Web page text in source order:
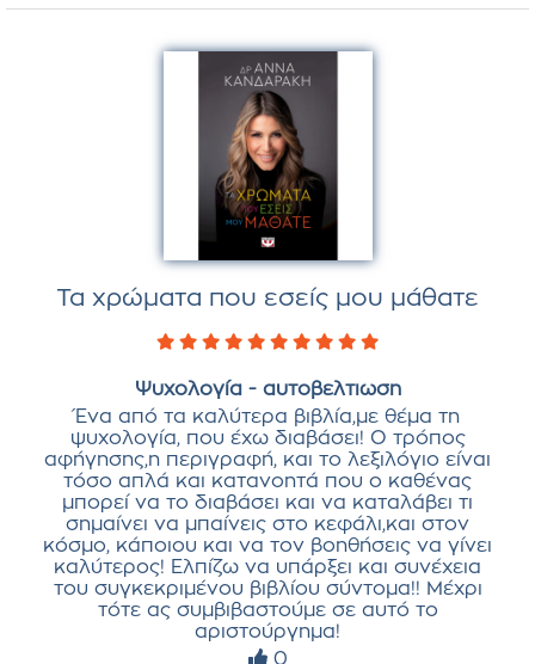
Τα χρώματα που εσείς μου μάθατε
Ψυχολογία - αυτοβελτιωση
Ένα από τα καλύτερα βιβλία,με θέμα τη
ψυχολογία, που έχω διαβάσει! Ο τρόπος
αφήγησης,η περιγραφή, και το λεξιλόγιο είναι
τόσο απλά και κατανοητά που ο καθένας
μπορεί να το διαβάσει και να καταλάβει τι
σημαίνει να μπαίνεις στο κεφάλι,και στον
κόσμο, κάποιου και να τον βοηθήσεις να γίνει
καλύτερος! Ελπίζω να υπάρξει και συνέχεια
του συγκεκριμένου βιβλίου σύντομα!! Μέχρι
τότε ας συμβιβαστούμε σε αυτό το
αριστούργημα!
0